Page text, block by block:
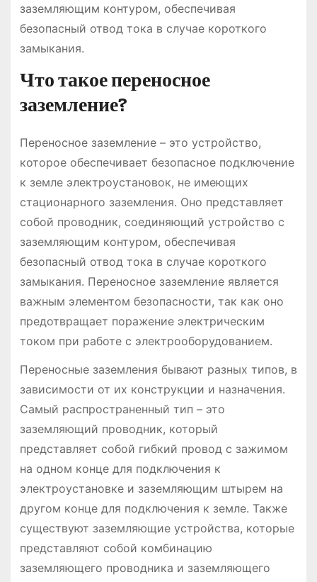
заземляющим контуром, обеспечивая
безопасный отвод тока в случае короткого
замыкания.
Что такое переносное
заземление?
Переносное заземление – это устройство,
которое обеспечивает безопасное подключение
к земле электроустановок, не имеющих
стационарного заземления. Оно представляет
собой проводник, соединяющий устройство с
заземляющим контуром, обеспечивая
безопасный отвод тока в случае короткого
замыкания. Переносное заземление является
важным элементом безопасности, так как оно
предотвращает поражение электрическим
током при работе с электрооборудованием.
Переносные заземления бывают разных типов, в
зависимости от их конструкции и назначения.
Самый распространенный тип – это
заземляющий проводник, который
представляет собой гибкий провод с зажимом
на одном конце для подключения к
электроустановке и заземляющим штырем на
другом конце для подключения к земле. Также
существуют заземляющие устройства, которые
представляют собой комбинацию
заземляющего проводника и заземляющего